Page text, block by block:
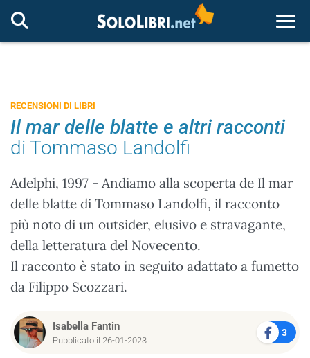
RECENSIONI DI LIBRI
Il mar delle blatte e altri racconti
di Tommaso Landolfi
Adelphi, 1997 - Andiamo alla scoperta de Il mar
delle blatte di Tommaso Landolfi, il racconto
più noto di un outsider, elusivo e stravagante,
della letteratura del Novecento.
Il racconto è stato in seguito adattato a fumetto
da Filippo Scozzari.
Isabella Fantin
Pubblicato il 26-01-2023
3